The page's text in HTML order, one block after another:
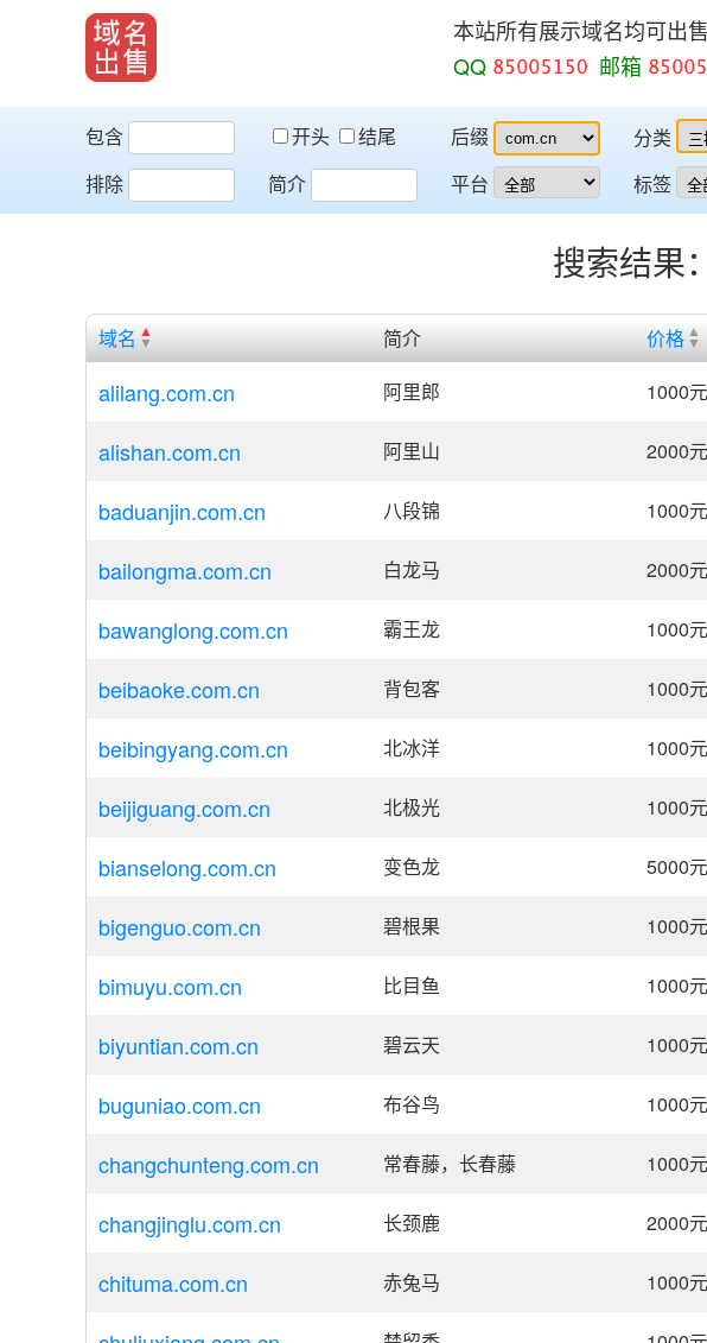
本站所有展示域名均可出
QQ
邮箱
包含 开头
结尾
排除
简介
后缀
平台
分类
标签
搜索结果
域名 简介 价格
alilang.com.cn 阿里郎 1000元
alishan.com.cn 阿里山 2000元
baduanjin.com.cn 八段锦 1000元
bailongma.com.cn 白龙马 2000元
bawanglong.com.cn 霸王龙 1000元
beibaoke.com.cn 背包客 1000元
beibingyang.com.cn 北冰洋 1000元
beijiguang.com.cn 北极光 1000元
bianselong.com.cn 变色龙 5000元
bigenguo.com.cn 碧根果 1000元
bimuyu.com.cn 比目鱼 1000元
biyuntian.com.cn 碧云天 1000元
buguniao.com.cn 布谷鸟 1000元
changchunteng.com.cn 常春藤，长春藤 1000元
changjinglu.com.cn 长颈鹿 2000元
chituma.com.cn 赤兔马 1000元